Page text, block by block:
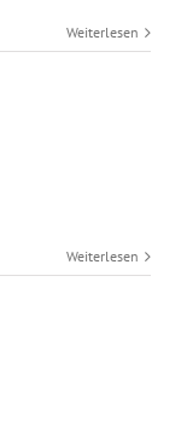
Weiterlesen
Weiterlesen